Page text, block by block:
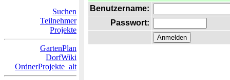
Suchen
Teilnehmer
Projekte
GartenPlan
DorfWiki
OrdnerProjekte_alt
Benutzername:
Passwort: